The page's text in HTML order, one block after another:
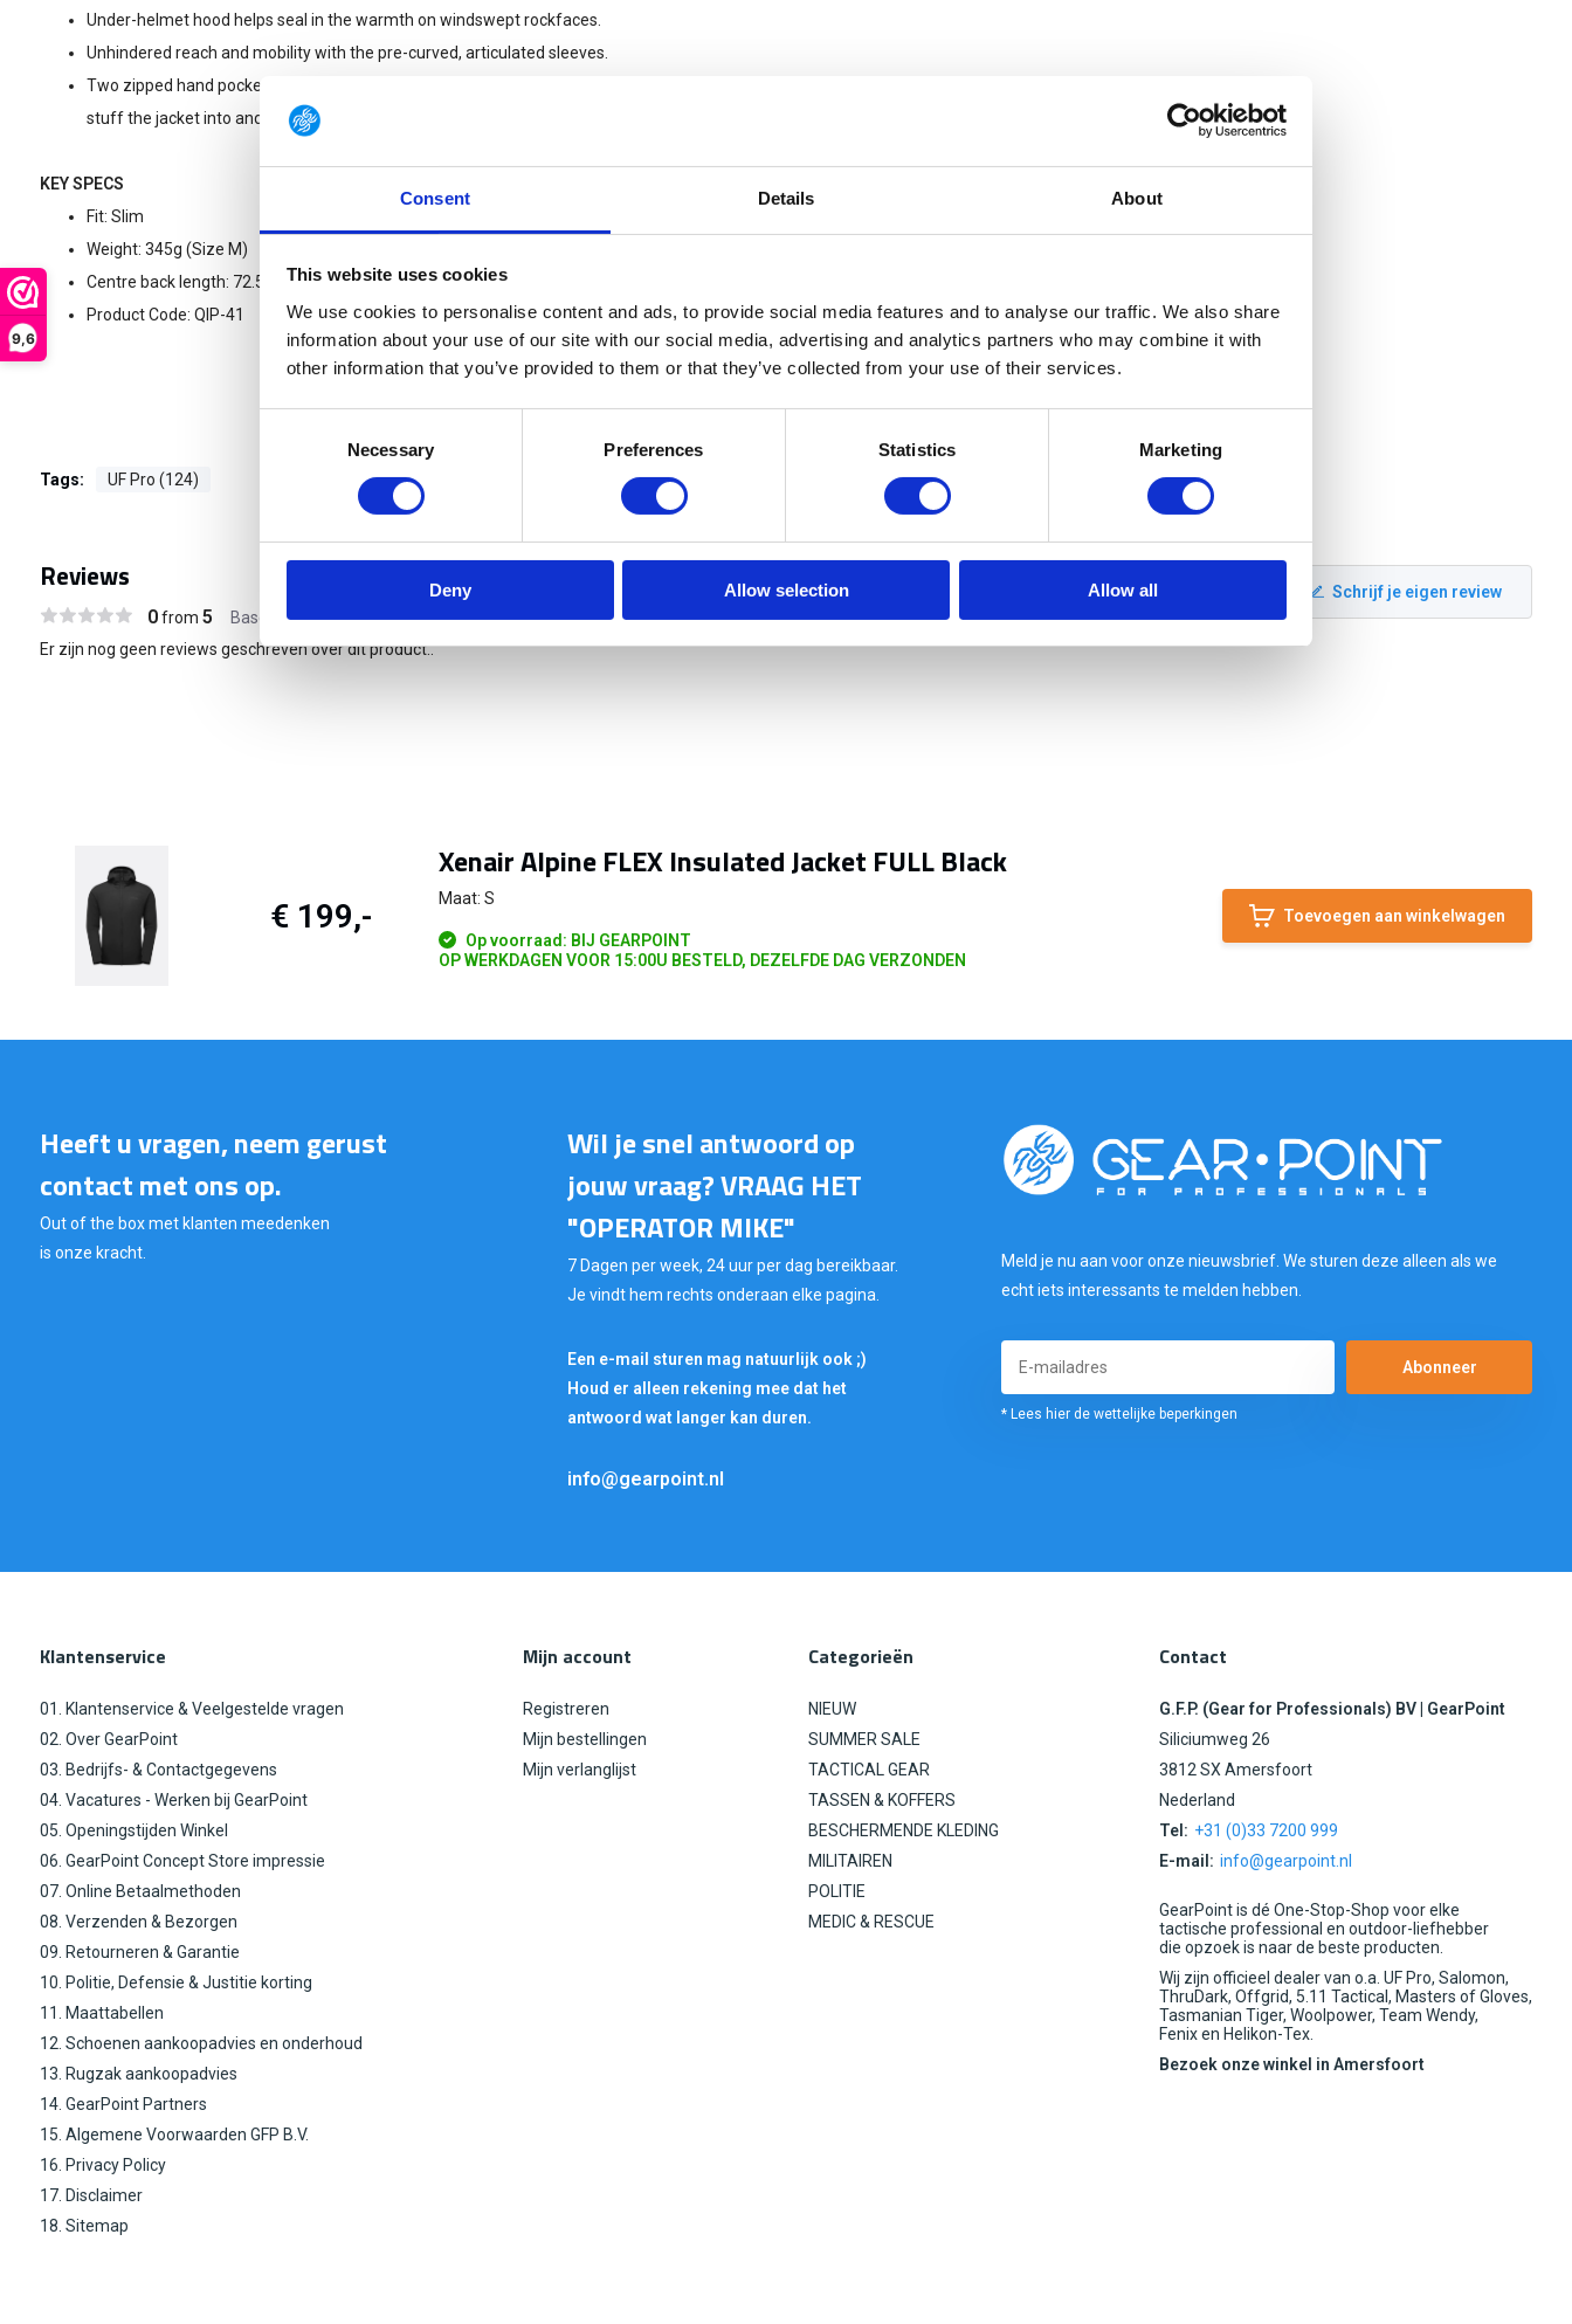
Consent Details About
This website uses cookies
We use cookies to personalise content and ads, to provide social media features and to analyse our traffic. We also share
information about your use of our site with our social media, advertising and analytics partners who may combine it with
other information that you’ve provided to them or that they’ve collected from your use of their services.
Necessary Preferences Statistics Marketing
Deny Allow selection Allow all
9,6
Under-helmet hood helps seal in the warmth on windswept rockfaces.
Unhindered reach and mobility with the pre-curved, articulated sleeves.
Two zipped hand pockets, one of which doubles as an integrated storage pocket which you can
stuff the jacket into and clip to your harness on the climb.
KEY SPECS
Fit: Slim
Weight: 345g (Size M)
Centre back length: 72.5cm (Size: M)
Product Code: QIP-41
Tags: UF Pro (124)
Reviews
0from 5 Based on 0 reviews
Schrijf je eigen review
Er zijn nog geen reviews geschreven over dit product..
€ 199,-
Xenair Alpine FLEX Insulated Jacket FULL Black
Maat: S
Op voorraad: BIJ GEARPOINT
OP WERKDAGEN VOOR 15:00U BESTELD, DEZELFDE DAG VERZONDEN
Toevoegen aan winkelwagen
Heeft u vragen, neem gerust
contact met ons op.
Out of the box met klanten meedenken
is onze kracht.
Wil je snel antwoord op
jouw vraag? VRAAG HET
"OPERATOR MIKE"
7 Dagen per week, 24 uur per dag bereikbaar.
Je vindt hem rechts onderaan elke pagina.
Een e-mail sturen mag natuurlijk ook ;)
Houd er alleen rekening mee dat het
antwoord wat langer kan duren.
info@gearpoint.nl
Meld je nu aan voor onze nieuwsbrief. We sturen deze alleen als we
echt iets interessants te melden hebben.
Abonneer
* Lees hier de wettelijke beperkingen
Klantenservice
01. Klantenservice & Veelgestelde vragen
02. Over GearPoint
03. Bedrijfs- & Contactgegevens
04. Vacatures - Werken bij GearPoint
05. Openingstijden Winkel
06. GearPoint Concept Store impressie
07. Online Betaalmethoden
08. Verzenden & Bezorgen
09. Retourneren & Garantie
10. Politie, Defensie & Justitie korting
11. Maattabellen
12. Schoenen aankoopadvies en onderhoud
13. Rugzak aankoopadvies
14. GearPoint Partners
15. Algemene Voorwaarden GFP B.V.
16. Privacy Policy
17. Disclaimer
18. Sitemap
Mijn account
Registreren
Mijn bestellingen
Mijn verlanglijst
Categorieën
NIEUW
SUMMER SALE
TACTICAL GEAR
TASSEN & KOFFERS
BESCHERMENDE KLEDING
MILITAIREN
POLITIE
MEDIC & RESCUE
Contact
G.F.P. (Gear for Professionals) BV | GearPoint
Siliciumweg 26
3812 SX Amersfoort
Nederland
Tel: +31 (0)33 7200 999
E-mail: info@gearpoint.nl
GearPoint is dé One-Stop-Shop voor elke
tactische professional en outdoor-liefhebber
die opzoek is naar de beste producten.
Wij zijn officieel dealer van o.a. UF Pro, Salomon,
ThruDark, Offgrid, 5.11 Tactical, Masters of Gloves,
Tasmanian Tiger, Woolpower, Team Wendy,
Fenix en Helikon-Tex.
Bezoek onze winkel in Amersfoort